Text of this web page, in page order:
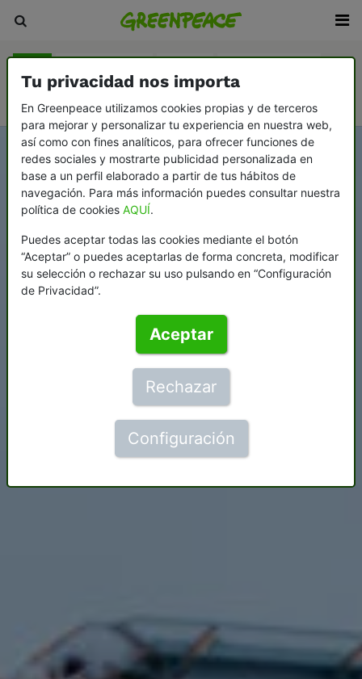
Tu privacidad nos importa
En Greenpeace utilizamos cookies propias y de terceros
para mejorar y personalizar tu experiencia en nuestra web,
así como con fines analíticos, para ofrecer funciones de
redes sociales y mostrarte publicidad personalizada en
base a un perfil elaborado a partir de tus hábitos de
navegación. Para más información puedes consultar nuestra
política de cookies AQUÍ.
Puedes aceptar todas las cookies mediante el botón
“Aceptar” o puedes aceptarlas de forma concreta, modificar
su selección o rechazar su uso pulsando en “Configuración
de Privacidad”.
Aceptar
Rechazar
Configuración